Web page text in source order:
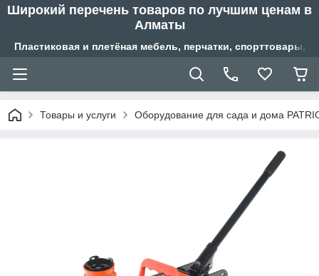
Широкий перечень товаров по лучшим ценам в
Алматы
Пластиковая и плетёная мебель, перчатки,
Товары и услуги Оборудование для сада и дома